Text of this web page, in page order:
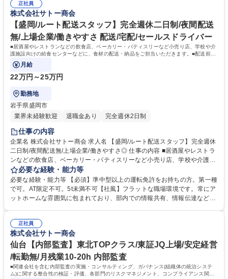
を振り分けながら対応をお願いしていきます。 【担当エリア】東北圏内の
顧客が中心となります。 募集職種 【仙台/法人営業】東証スタンダード上
場/完全週休二日制/土日祝休/福利厚生充実
ご安心ください。 【働きやすさ】月残業は20時間程度でワークライフバ
ランス◎フラットな職場環境で常にアットホームな雰囲気に包まれてお
り、部署間でのコミュニケーション体制も整備されています。社員の平均
勤続年数はなんと14年！中途入社の方々が多数活躍しており、当社の業績
に貢献しています。 学歴・資格 学歴：大学院 大学 語学力： 資格：第一種
運転免許普通自動車
正社員
株式会社サトー商会
【盛岡/ルート配送スタッフ】完全週休二日制/夜間配送
無/上場企業/働きやすさ 配送/宅配/セールスドライバー
■居酒屋やレストランなどの飲食店、ベーカリー・パティスリーなど小売り店、学校や介
護施設向けの給食センターなどに、食材の配送・納品をご担当いただきます。■配送前は
積荷の点検、納品時は伝票照合（納品）を
月給
22万円～25万円
勤務地
岩手県盛岡市
業界未経験歓迎
退職金あり 完全週休2日制
仕事の内容
企業名 株式会社サトー商会 求人名 【盛岡/ルート配送スタッフ】完全週休
二日制/夜間配送無/上場企業/働きやすさ◎ 仕事の内容 ■居酒屋やレストラ
ンなどの飲食店、ベーカリー・パティスリーなど小売り店、学校や介護施
設向けの給食センターなどに、食材の配送・納品をご担当いただきます。
■配送前は積荷の点検、納品時は伝票照合（納品）を 行います。■夜間配
送はありません。就業時間は、06:00～15:00です。※担当する配送コース
や荷量により出勤時間は1時間程度前後する場合もあります。■年間休日1
種 【盛岡/ルート配送スタッフ】完全週休二日制/夜間配送無/上場企業/働き
やすさ◎
必要な経験・能力等
必要な経験・能力等 【必須】準中型以上の運転免許をお持ちの方。第一種
で可。AT限定不可。5t未満不可【社風】フラットな職場環境です。常にア
ットホームな雰囲気に包まれており、部内での情報共有、情報伝達などの
ンス◎フラットな職場環境で常にアットホームな雰囲気に包まれており、
部署間でのコミュニケーション体制も整備されています。社員の平均勤続
年数はなんと14年！中途入社の方々が多数活躍している環境です。 学
歴・資格 学歴：大学院 大学 高専 短大 専修学校 高校 語学力： 資格：第一
種運転免許中型自動車
正社員
株式会社サトー商会
仙台【内部監査】東北TOPクラス/東証JQ上場/安定経営
/転勤無/月残業10-20h 内部監査
■関連会社を含む内部監査の実施・コンサルティング、ガバナンス(組織体の統治システ
ム)に関する整合性の検証・評価、各部門のリスクマネジメント、コンプライアンス関連